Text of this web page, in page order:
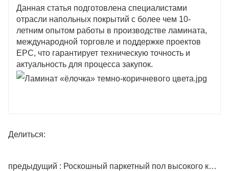
Данная статья подготовлена ​​специалистами
отрасли напольных покрытий с более чем 10-
летним опытом работы в производстве ламината,
международной торговле и поддержке проектов
EPC, что гарантирует техническую точность и
актуальность для процесса закупок.
Делиться:
предыдущий : Роскошный паркетный пол высокого качества 12 мм